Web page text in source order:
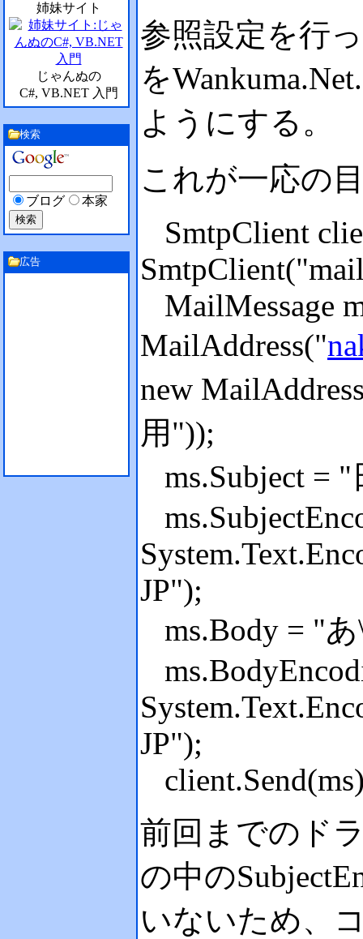
参照設定を行
を
ようにする。
これが一応の
SmtpClient
MailMessage
MailAddress("
new
用"));
ms.Subject =
JP");
ms.Body = "
JP");
前回までのド
の中の
いないため、
姉妹サイト
じゃんぬの
C#, VB.NET 入門
検索
ブログ 本家
広告